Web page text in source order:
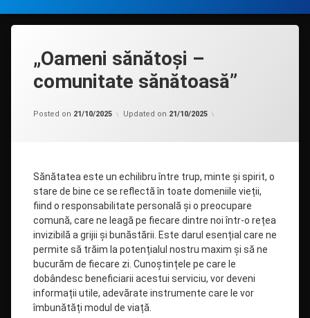
„Oameni sănătoși –
comunitate sănătoasă”
Posted on 21/10/2025 Updated on 21/10/2025
Sănătatea este un echilibru între trup, minte și spirit, o
stare de bine ce se reflectă în toate domeniile vieții,
fiind o responsabilitate personală și o preocupare
comună, care ne leagă pe fiecare dintre noi într-o rețea
invizibilă a grijii și bunăstării. Este darul esențial care ne
permite să trăim la potențialul nostru maxim și să ne
bucurăm de fiecare zi. Cunoștințele pe care le
dobândesc beneficiarii acestui serviciu, vor deveni
informații utile, adevărate instrumente care le vor
îmbunătăți modul de viață.